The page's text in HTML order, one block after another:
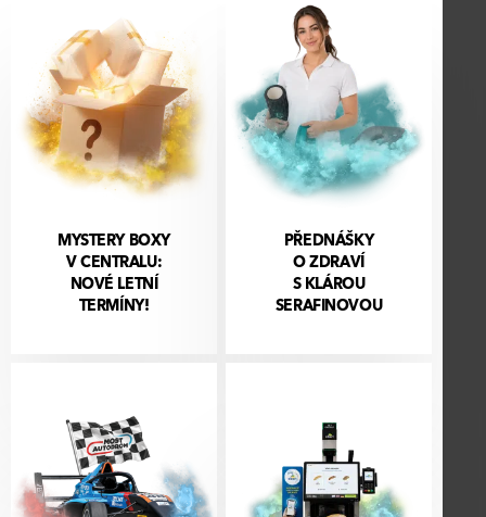
MYSTERY BOXY
V CENTRALU:
NOVÉ LETNÍ
TERMÍNY!
PŘEDNÁŠKY
O ZDRAVÍ
S KLÁROU
SERAFINOVOU